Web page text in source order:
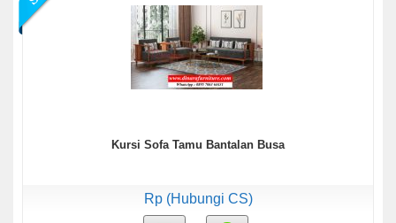
Kursi Sofa Tamu Bantalan Busa
Rp (Hubungi CS)